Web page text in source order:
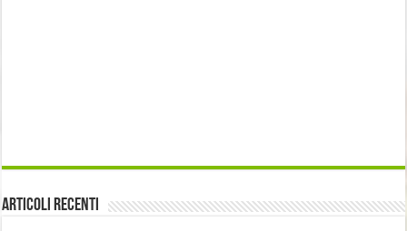
Articoli recenti